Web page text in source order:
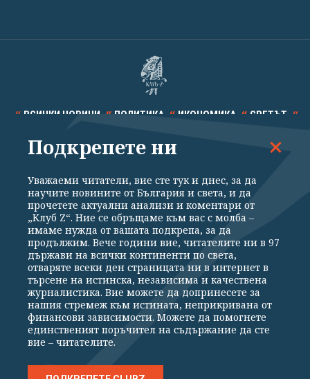
ВСИЧКИ НОВИНИ ПОЛИТИКА ИКОНОМИКА СВЕТЪТ
СПОРТ КУЛТУРА ТЕХНОЛОГИИ КАЛЕЙДОСКОП
Общи условия
Политика за поверителност
Реклама
Партньори Контакти
За Клуб Z
Екип
Подкрепете ни
Издател на www.clubz.bg е „Клуб Зебра Медия“ ЕООД, София, ул. "Алеко
Константинов" 3. Всички права запазени 2026 „Клуб Зебра Медия“
Препечатването на материали, снимки и видео от www.clubz.bg без
разрешение ще бъде преследвано по съдебен път, съгласно
Подкрепете ни
Уважаеми читатели, вие сте тук и днес, за да
научите новините от България и света, и да
прочетете актуални анализи и коментари от
„Клуб Z“. Ние се обръщаме към вас с молба –
имаме нужда от вашата подкрепа, за да
продължим. Вече години вие, читателите ни в 97
държави на всички континенти по света,
отваряте всеки ден страницата ни в интернет в
търсене на истинска, независима и качествена
журналистика. Вие можете да допринесете за
нашия стремеж към истината, неприкривана от
финансови зависимости. Можете да помогнете
единственият поръчител на съдържание да сте
вие – читателите.